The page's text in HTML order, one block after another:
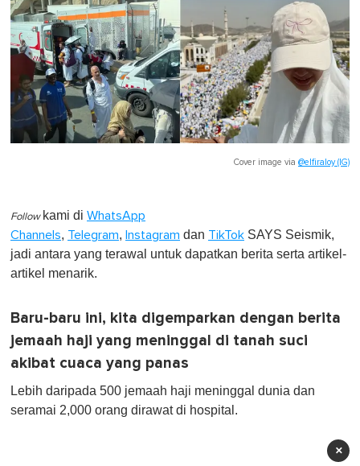
Cover image via @elfiraloy (IG)
Follow kami di WhatsApp
Channels, Telegram, Instagram dan TikTok SAYS Seismik,
jadi antara yang terawal untuk dapatkan berita serta artikel-
artikel menarik.
Baru-baru ini, kita digemparkan dengan berita
jemaah haji yang meninggal di tanah suci
akibat cuaca yang panas
Lebih daripada 500 jemaah haji meninggal dunia dan
seramai 2,000 orang dirawat di hospital.
×